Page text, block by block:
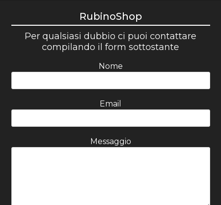
RubinoShop
Per qualsiasi dubbio ci puoi contattare
compilando il form sottostante
Nome
Email
Messaggio